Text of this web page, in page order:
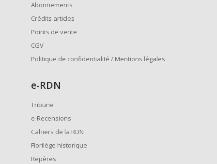
Abonnements
Crédits articles
Points de vente
CGV
Politique de confidentialité / Mentions légales
e-RDN
Tribune
e-Recensions
Cahiers de la RDN
Florilège historique
Repères